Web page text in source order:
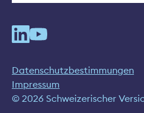
Datenschutzbestimmungen
Impressum
© 2026 Schweizerischer